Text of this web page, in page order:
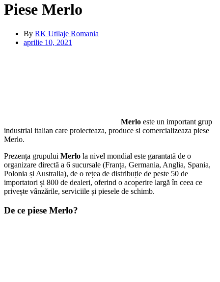
Piese Merlo
By RK Utilaje Romania
aprilie 10, 2021
Merlo este un important grup
industrial italian care proiecteaza, produce si comercializeaza piese
Merlo.
Prezența grupului Merlo la nivel mondial este garantată de o
organizare directă a 6 sucursale (Franța, Germania, Anglia, Spania,
Polonia și Australia), de o rețea de distribuție de peste 50 de
importatori și 800 de dealeri, oferind o acoperire largă în ceea ce
privește vânzările, serviciile și piesele de schimb.
De ce piese Merlo?